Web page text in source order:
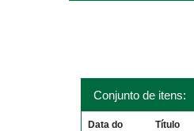
Conjunto de itens:
Data do Título